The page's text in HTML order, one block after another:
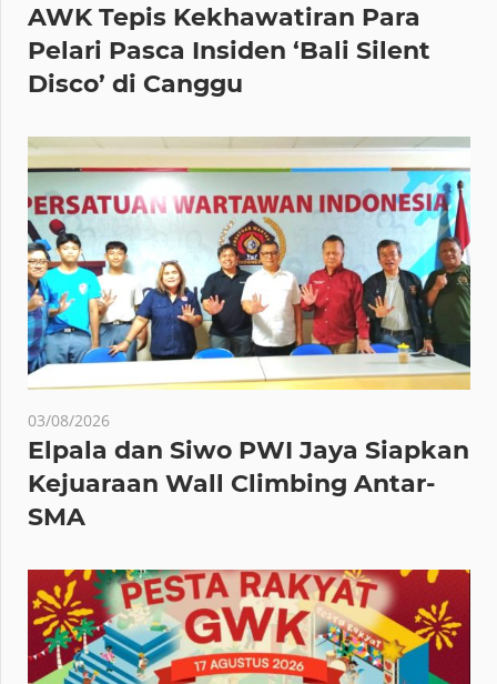
AWK Tepis Kekhawatiran Para
Pelari Pasca Insiden ‘Bali Silent
Disco’ di Canggu
03/08/2026
Elpala dan Siwo PWI Jaya Siapkan
Kejuaraan Wall Climbing Antar-
SMA